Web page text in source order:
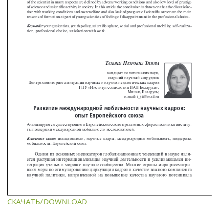
СКАЧАТЬ/DOWNLOAD